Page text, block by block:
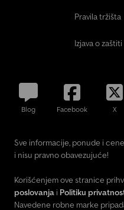
Pravila tržišta
Izjava o
Blog Facebook X
Sve informacije, ponude i
i nisu pravno obavezujuće!
Korišćenjem ove stranice
poslovanja i Politiku
Navedene robne marke